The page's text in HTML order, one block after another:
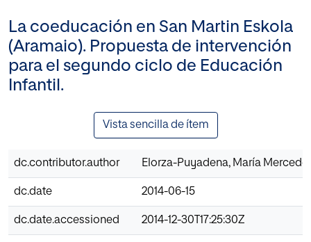
La coeducación en San Martin Eskola
(Aramaio). Propuesta de intervención
para el segundo ciclo de Educación
Infantil.
Vista sencilla de ítem
dc.contributor.author Elorza-Puyadena, María
dc.date 2014-06-15
dc.date.accessioned 2014-12-30T17:25:30Z